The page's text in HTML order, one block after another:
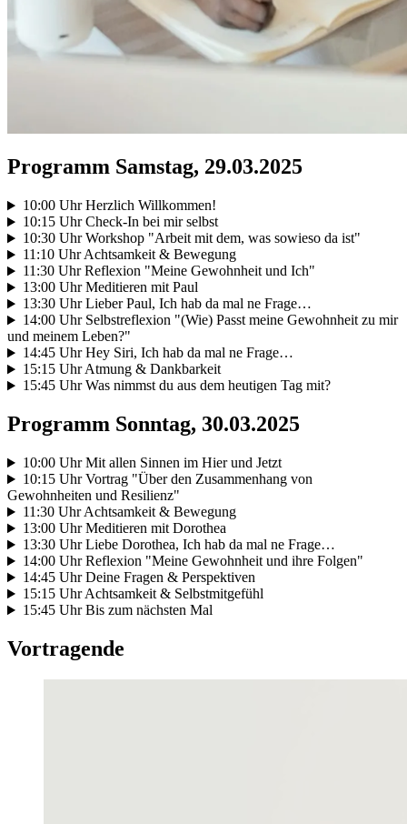
Programm Samstag, 29.03.2025
10:00 Uhr Herzlich Willkommen!
10:15 Uhr Check-In bei mir selbst
10:30 Uhr Workshop "Arbeit mit dem, was sowieso da ist"
11:10 Uhr Achtsamkeit & Bewegung
11:30 Uhr Reflexion "Meine Gewohnheit und Ich"
13:00 Uhr Meditieren mit Paul
13:30 Uhr Lieber Paul, Ich hab da mal ne Frage…
14:00 Uhr Selbstreflexion "(Wie) Passt meine Gewohnheit zu mir
und meinem Leben?"
14:45 Uhr Hey Siri, Ich hab da mal ne Frage…
15:15 Uhr Atmung & Dankbarkeit
15:45 Uhr Was nimmst du aus dem heutigen Tag mit?
Programm Sonntag, 30.03.2025
10:00 Uhr Mit allen Sinnen im Hier und Jetzt
10:15 Uhr Vortrag "Über den Zusammenhang von
Gewohnheiten und Resilienz"
11:30 Uhr Achtsamkeit & Bewegung
13:00 Uhr Meditieren mit Dorothea
13:30 Uhr Liebe Dorothea, Ich hab da mal ne Frage…
14:00 Uhr Reflexion "Meine Gewohnheit und ihre Folgen"
14:45 Uhr Deine Fragen & Perspektiven
15:15 Uhr Achtsamkeit & Selbstmitgefühl
15:45 Uhr Bis zum nächsten Mal
Vortragende